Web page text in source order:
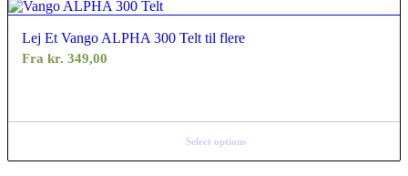
Lej Et Vango ALPHA 300 Telt til flere
Fra kr. 349,00
Select options